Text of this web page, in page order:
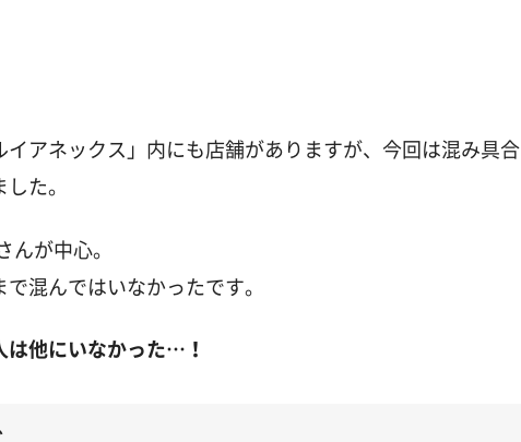
アネックス」内にも店舗がありますが、今回は混み具合
た。
が中心。
混んではいなかったです。
は他にいなかった…！